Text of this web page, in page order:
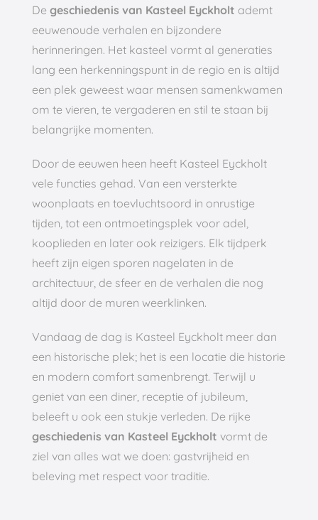
De geschiedenis van Kasteel Eyckholt ademt
eeuwenoude verhalen en bijzondere
herinneringen. Het kasteel vormt al generaties
lang een herkenningspunt in de regio en is altijd
een plek geweest waar mensen samenkwamen
om te vieren, te vergaderen en stil te staan bij
belangrijke momenten.
Door de eeuwen heen heeft Kasteel Eyckholt
vele functies gehad. Van een versterkte
woonplaats en toevluchtsoord in onrustige
tijden, tot een ontmoetingsplek voor adel,
kooplieden en later ook reizigers. Elk tijdperk
heeft zijn eigen sporen nagelaten in de
architectuur, de sfeer en de verhalen die nog
altijd door de muren weerklinken.
Vandaag de dag is Kasteel Eyckholt meer dan
een historische plek; het is een locatie die historie
en modern comfort samenbrengt. Terwijl u
geniet van een diner, receptie of jubileum,
beleeft u ook een stukje verleden. De rijke
geschiedenis van Kasteel Eyckholt vormt de
ziel van alles wat we doen: gastvrijheid en
beleving met respect voor traditie.